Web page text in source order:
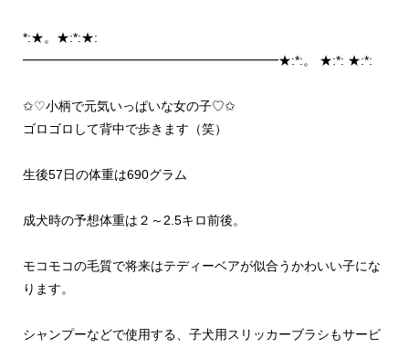
*:★。★:*:★:
━━━━━━━━━━━━━━━━━━━━★:*:。 ★:*: ★:*:
✩♡小柄で元気いっぱいな女の子♡✩
ゴロゴロして背中で歩きます（笑）
生後57日の体重は690グラム
成犬時の予想体重は２～2.5キロ前後。
モコモコの毛質で将来はテディーベアが似合うかわいい子にな
ります。
シャンプーなどで使用する、子犬用スリッカーブラシもサービ